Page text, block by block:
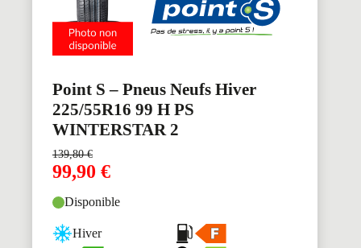
Point S – Pneus Neufs Hiver
225/55R16 99 H PS
WINTERSTAR 2
139,80€
99,90 €
Disponible
Hiver